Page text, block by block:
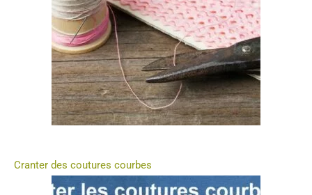
Cranter des coutures courbes